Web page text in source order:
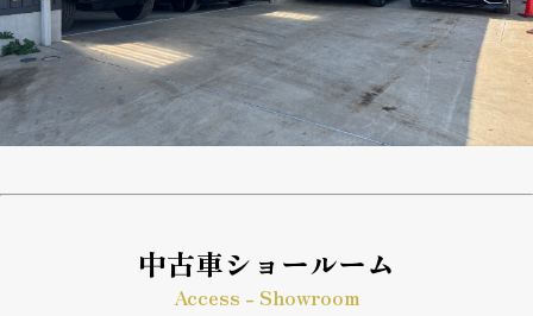
中古車ショールーム
Access - Showroom